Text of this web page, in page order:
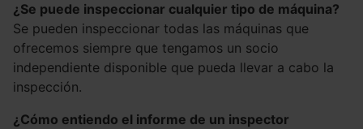
¿Se puede inspeccionar cualquier tipo de máquina?
Se pueden inspeccionar todas las máquinas que
ofrecemos siempre que tengamos un socio
independiente disponible que pueda llevar a cabo la
inspección.
¿Cómo entiendo el informe de un inspector